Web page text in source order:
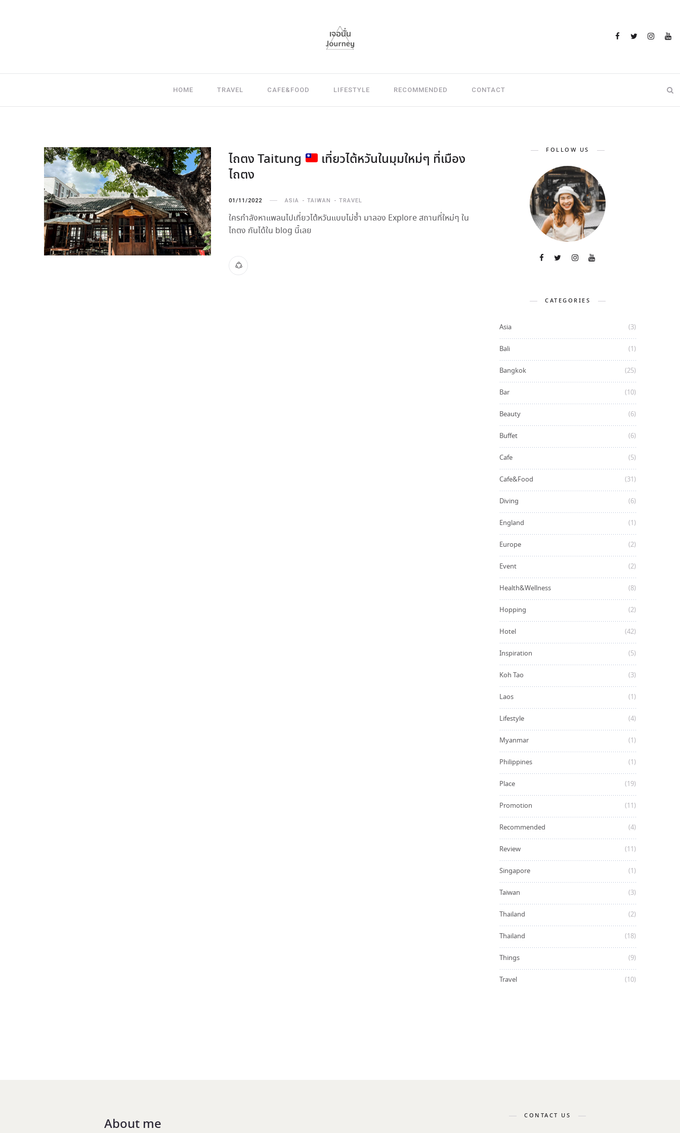
HOME TRAVEL CAFE&FOOD LIFESTYLE RECOMMENDED CONTACT
ไถตง Taitung
เที่ยวไต้หวันในมุมใหม่ๆ ที่เมือง
ไถตง
01/11/2022 ASIA TAIWAN TRAVEL
ใครกำลังหาแพลนไปเที่ยวไต้หวันแบบไม่ซ้ำ มาลอง Explore สถานที่ใหม่ๆ ใน
ไถตง กันได้ใน blog นี้เลย
FOLLOW US
CATEGORIES
Asia (3)
Bali (1)
Bangkok (25)
Bar (10)
Beauty (6)
Buffet (6)
Cafe (5)
Cafe&Food (31)
Diving (6)
England (1)
Europe (2)
Event (2)
Health&Wellness (8)
Hopping (2)
Hotel (42)
Inspiration (5)
Koh Tao (3)
Laos (1)
Lifestyle (4)
Myanmar (1)
Philippines (1)
Place (19)
Promotion (11)
Recommended (4)
Review (11)
Singapore (1)
Taiwan (3)
Thailand (2)
Thailand (18)
Things (9)
Travel (10)
About me CONTACT US